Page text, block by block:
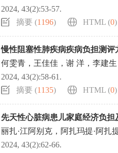
2024, 43(2):53-57.
摘要 (1196) HTML (0)
慢性阻塞性肺疾病疾病负担测评
何雯青，王佳佳，谢 洋，李建生
2024, 43(2):58-61.
摘要 (1135) HTML (0)
先天性心脏病患儿家庭经济负担
丽扎·江阿别克，阿扎玛提·阿扎
2024, 43(2):62-66.